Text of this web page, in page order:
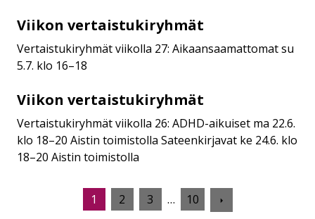
Viikon
vertaistukiryhmät
Viikon vertaistukiryhmät
Vertaistukiryhmät viikolla 27: Aikaansaamattomat su
5.7. klo 16–18
Viikon
vertaistukiryhmät
Viikon vertaistukiryhmät
Vertaistukiryhmät viikolla 26: ADHD-aikuiset ma 22.6.
klo 18–20 Aistin toimistolla Sateenkirjavat ke 24.6. klo
18–20 Aistin toimistolla
1 2 3 … 10
sivu